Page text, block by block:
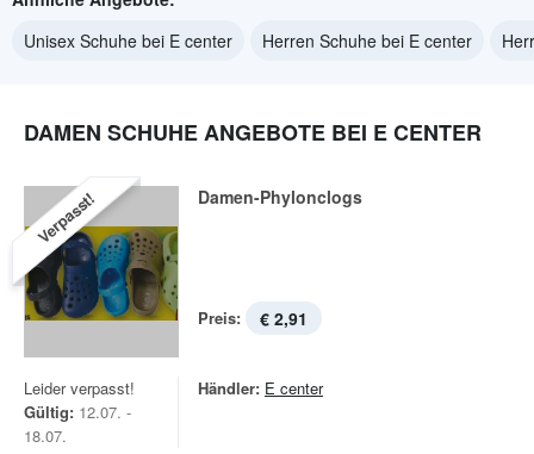
Unisex Schuhe bei E center
Herren Schuhe bei E center
DAMEN SCHUHE ANGEBOTE BEI E CENTER
Verpasst! Damen-Phylonclogs
Preis: € 2,91
Leider verpasst!
Gültig: 12.07. -
18.07.
Händler: E center